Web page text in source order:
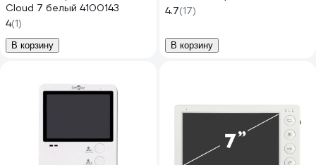
Cloud 7 белый 4100143
4(1)
В корзину
вызова 600ТВЛ smkd0694.1
4.7(17)
В корзину